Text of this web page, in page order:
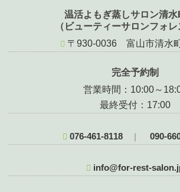
温活よもぎ蒸しサロン清水
（ビューティーサロンフォレ
〒930-0036 富山市清水
完全予約制
営業時間：10:00～
最終受付：17:00
076-461-8118 ｜ 090-
info@for-rest-